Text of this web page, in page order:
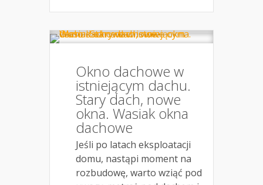
Okno dachowe w
istniejącym dachu.
Stary dach, nowe
okna. Wasiak okna
dachowe
Jeśli po latach eksploatacji
domu, nastąpi moment na
rozbudowę, warto wziąć pod